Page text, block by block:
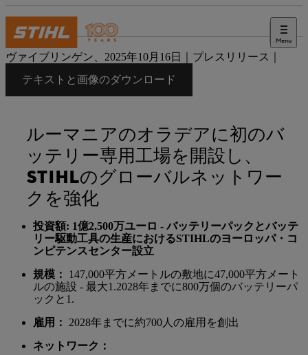
Menu
プレス
ヴァイブリンゲン、2025年10月16日｜プレスリリース｜
テキストと画像のダウンロード
ルーマニアのオラデアに初のバ
ッテリー専用工場を開設し、
STIHLのグローバルネットワー
クを強化
投資額: 1億2,500万ユーロ - バッテリーパックとバッテ
リー駆動工具の生産におけるSTIHLのヨーロッパ・コ
ンピテンスセンター設立
規模：
147,000平方メートルの敷地に47,000平方メート
ルの施設 - 最大1.2028年までに800万個のバッテリーパ
ックと1.
雇用：
2028年までに約700人の雇用を創出
ネットワーク：